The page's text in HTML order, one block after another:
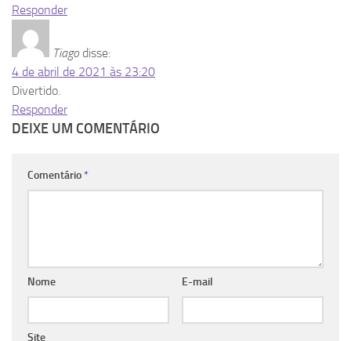
Responder
Tiago disse:
4 de abril de 2021 às 23:20
Divertido.
Responder
DEIXE UM COMENTÁRIO
Comentário *
E-mail
Nome
Site